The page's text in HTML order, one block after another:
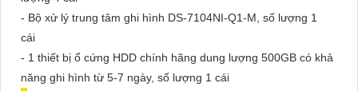
- Bộ xử lý trung tâm ghi hình DS-7104NI-Q1-M, số lượng 1
cái
- 1 thiết bị ổ cứng HDD chính hãng dung lượng 500GB có khả
năng ghi hình từ 5-7 ngày, số lượng 1 cái